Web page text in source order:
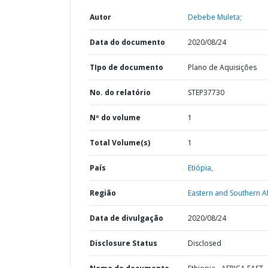
Autor Debebe Muleta;
Data do documento 2020/08/24
TIpo de documento Plano de Aquisições
No. do relatório STEP37730
Nº do volume 1
Total Volume(s) 1
País Etiópia,
Região Eastern and Southern
Data de divulgação 2020/08/24
Disclosure Status Disclosed